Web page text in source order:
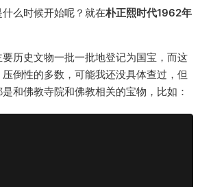
么时候开始呢？就在朴正熙时代1962年
历史文物一批一批地登记为国宝，而这
倒性的多数，可能我还没具体查过，但
是和佛教寺院和佛教相关的宝物，比如：